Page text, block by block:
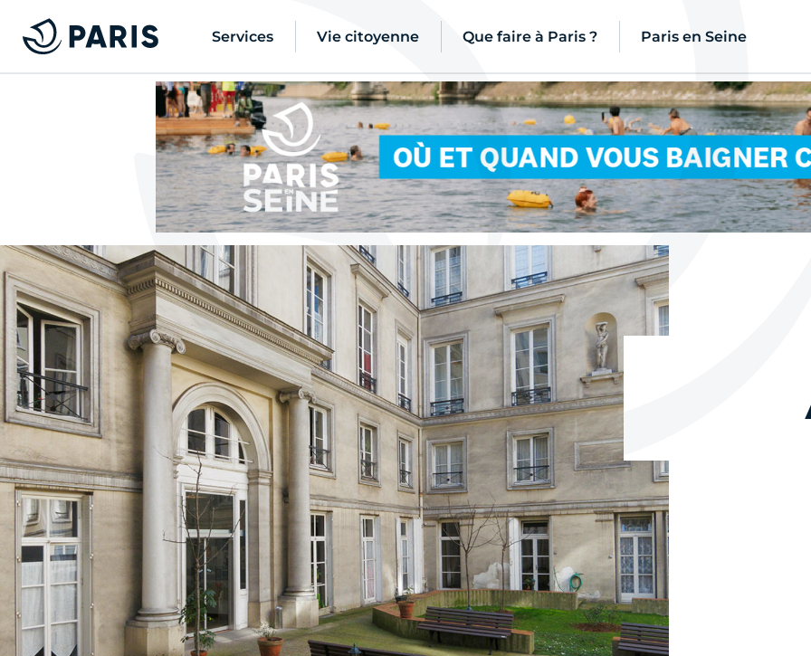
Services Vie citoyenne Que faire à Paris ? Paris en Seine